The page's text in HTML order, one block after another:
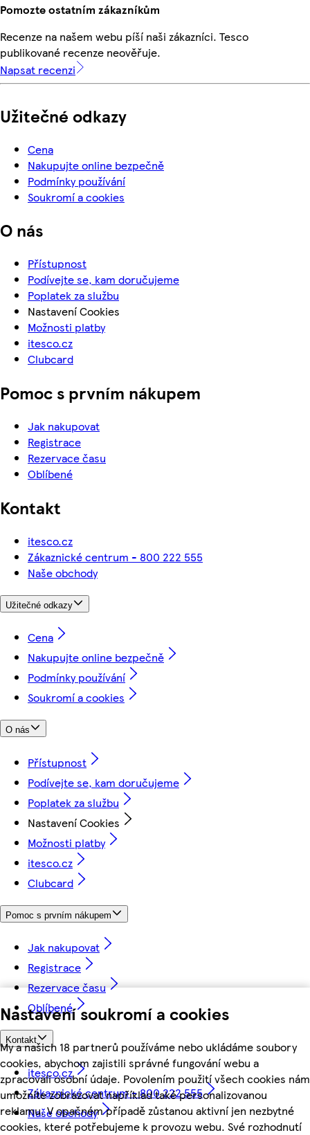
Nastavení soukromí a cookies
My a našich 18 partnerů používáme nebo ukládáme soubory
cookies, abychom zajistili správné fungování webu a
zpracovali osobní údaje. Povolením použití všech cookies nám
umožníte zobrazovat například také personalizovanou
reklamu. V opačném případě zůstanou aktivní jen nezbytné
cookies, které potřebujeme k provozu webu. Své rozhodnutí
Pomozte ostatním zákazníkům
Recenze na našem webu píší naši zákazníci. Tesco
publikované recenze neověřuje.
Napsat recenzi
Užitečné odkazy
Cena
Nakupujte online bezpečně
Podmínky používání
Soukromí a cookies
O nás
Přístupnost
Podívejte se, kam doručujeme
Poplatek za službu
Nastavení Cookies
Možnosti platby
itesco.cz
Clubcard
Pomoc s prvním nákupem
Jak nakupovat
Registrace
Rezervace času
Oblíbené
Kontakt
itesco.cz
Zákaznické centrum - 800 222 555
Naše obchody
Užitečné odkazy
Cena
Nakupujte online bezpečně
Podmínky používání
Soukromí a cookies
O nás
Přístupnost
Podívejte se, kam doručujeme
Poplatek za službu
Nastavení Cookies
Možnosti platby
itesco.cz
Clubcard
Pomoc s prvním nákupem
Jak nakupovat
Registrace
Rezervace času
Oblíbené
Kontakt
itesco.cz
Zákaznické centrum - 800 222 555
Naše obchody